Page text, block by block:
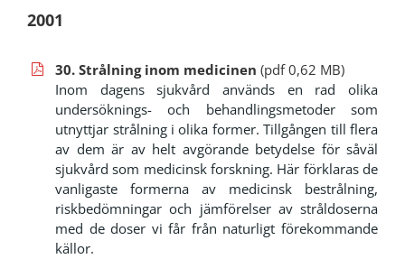
2001
30. Strålning inom medicinen (pdf 0,62 MB)
Inom dagens sjukvård används en rad olika
undersöknings- och behandlingsmetoder som
utnyttjar strålning i olika former. Tillgången till flera
av dem är av helt avgörande betydelse för såväl
sjukvård som medicinsk forskning. Här förklaras de
vanligaste formerna av medicinsk bestrålning,
riskbedömningar och jämförelser av stråldoserna
med de doser vi får från naturligt förekommande
källor.